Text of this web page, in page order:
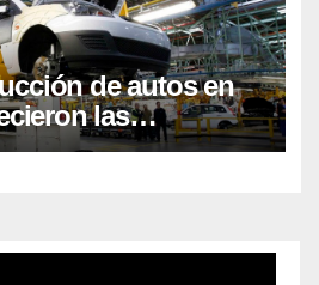
de autos en
las